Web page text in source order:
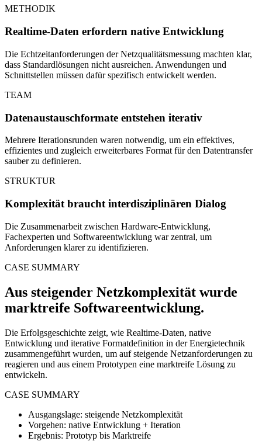
METHODIK
Realtime-Daten erfordern native Entwicklung
Die Echtzeitanforderungen der Netzqualitätsmessung machten klar,
dass Standardlösungen nicht ausreichen. Anwendungen und
Schnittstellen müssen dafür spezifisch entwickelt werden.
TEAM
Datenaustauschformate entstehen iterativ
Mehrere Iterationsrunden waren notwendig, um ein effektives,
effizientes und zugleich erweiterbares Format für den Datentransfer
sauber zu definieren.
STRUKTUR
Komplexität braucht interdisziplinären Dialog
Die Zusammenarbeit zwischen Hardware-Entwicklung,
Fachexperten und Softwareentwicklung war zentral, um
Anforderungen klarer zu identifizieren.
CASE SUMMARY
Aus steigender Netzkomplexität wurde
marktreife Softwareentwicklung.
Die Erfolgsgeschichte zeigt, wie Realtime-Daten, native
Entwicklung und iterative Formatdefinition in der Energietechnik
zusammengeführt wurden, um auf steigende Netzanforderungen zu
reagieren und aus einem Prototypen eine marktreife Lösung zu
entwickeln.
CASE SUMMARY
Ausgangslage: steigende Netzkomplexität
Vorgehen: native Entwicklung + Iteration
Ergebnis: Prototyp bis Marktreife